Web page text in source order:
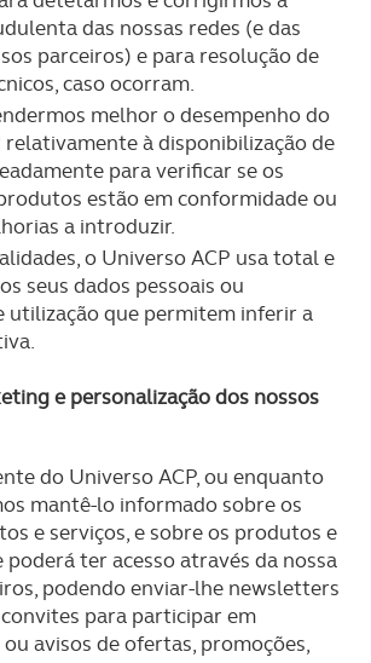
na UE e em países terceiros.
as transferências internacionais de
realizadas apenas com o seu
quando tal se afigure estritamente
dos serviços a prestar.
bloqueio de certo tipo de Cookies e
pode ter impacto na sua
no Website e nos serviços
das nossas redes (e das
parceiros) e para resolução de
caso ocorram.
melhor o desempenho do
relativamente à disponibilização de
para verificar se os
estão em conformidade ou
a introduzir.
o Universo ACP usa total e
seus dados pessoais ou
utilização que permitem inferir a
e personalização dos nossos
do Universo ACP, ou enquanto
mantê-lo informado sobre os
e serviços, e sobre os produtos e
poderá ter acesso através da nossa
podendo enviar-lhe newsletters
para participar em
avisos de ofertas, promoções,